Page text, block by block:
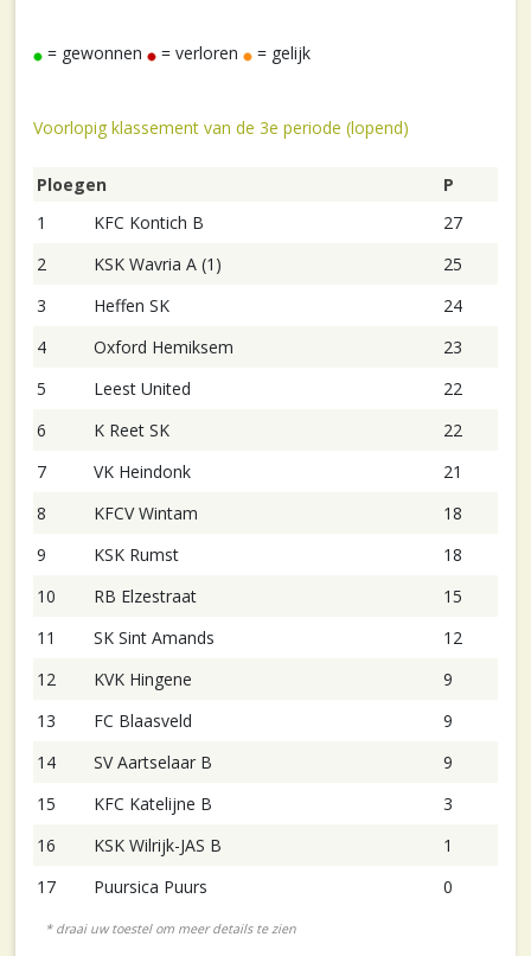
= gewonnen = verloren = gelijk
Voorlopig klassement van de 3e periode (lopend)
Ploegen
P
1
KFC Kontich B
27
2
KSK Wavria A (1)
25
3
Heffen SK
24
4
Oxford Hemiksem
23
5
Leest United
22
6
K Reet SK
22
7
VK Heindonk
21
8
KFCV Wintam
18
9
KSK Rumst
18
10
RB Elzestraat
15
11
SK Sint Amands
12
12
KVK Hingene
9
13
FC Blaasveld
9
14
SV Aartselaar B
9
15
KFC Katelijne B
3
16
KSK Wilrijk-JAS B
1
17
Puursica Puurs 0